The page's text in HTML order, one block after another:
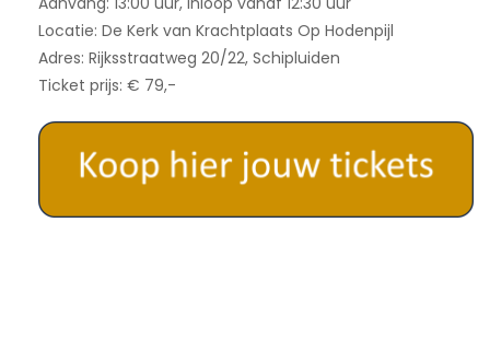
Locatie: De Kerk van Krachtplaats Op Hodenpijl
Adres: Rijksstraatweg 20/22, Schipluiden
Ticket prijs: € 79,-